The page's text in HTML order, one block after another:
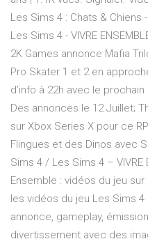
Les Sims 4 : Chats &
Les Sims 4 - VIVRE
2K Games annonce Mafia
Pro Skater 1 et 2 en
d’info à 22h avec le
Des annonces le 12 Juillet;
sur Xbox Series X pour ce
Flingues et des Dinos avec
Sims 4 / Les Sims 4 – VIVRE
Ensemble : vidéos du jeu
les vidéos du jeu Les Sims
annonce, gameplay,
divertissement avec des